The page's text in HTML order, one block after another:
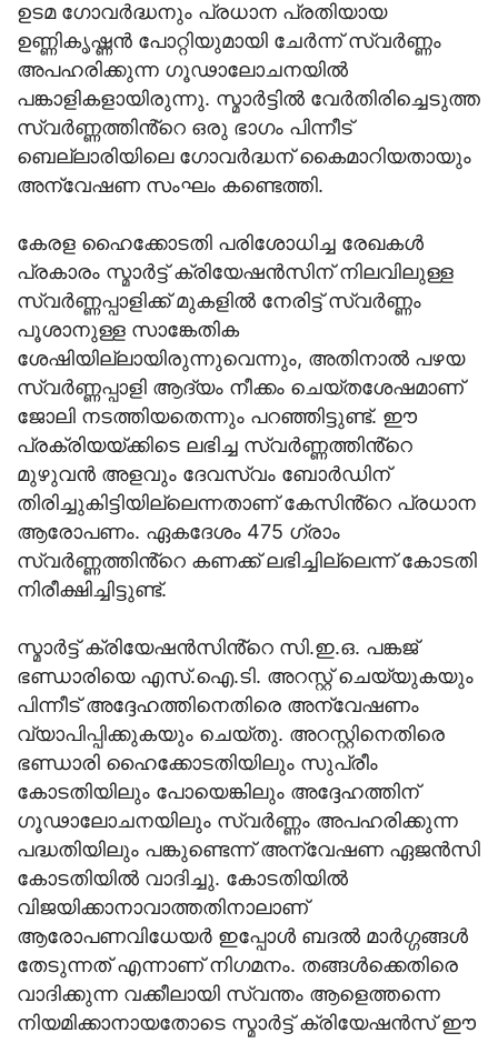
ഉടമ ഗോവർദ്ധനും പ്രധാന പ്രതിയായ
ഉണ്ണികൃഷ്ണൻ പോറ്റിയുമായി ചേർന്ന് സ്വർണ്ണം
അപഹരിക്കുന്ന ഗൂഢാലോചനയിൽ
പങ്കാളികളായിരുന്നു. സ്മാർട്ടിൽ വേർതിരിച്ചെടുത്ത
സ്വർണ്ണത്തിൻ്റെ ഒരു ഭാഗം പിന്നീട്
ബെല്ലാരിയിലെ ഗോവർദ്ധന് കൈമാറിയതായും
അന്വേഷണ സംഘം കണ്ടെത്തി.
കേരള ഹൈക്കോടതി പരിശോധിച്ച രേഖകൾ
പ്രകാരം സ്മാർട്ട് ക്രിയേഷൻസിന് നിലവിലുള്ള
സ്വർണ്ണപ്പാളിക്ക് മുകളിൽ നേരിട്ട് സ്വർണ്ണം
പൂശാനുള്ള സാങ്കേതിക
ശേഷിയില്ലായിരുന്നുവെന്നും, അതിനാൽ പഴയ
സ്വർണ്ണപ്പാളി ആദ്യം നീക്കം ചെയ്തശേഷമാണ്
ജോലി നടത്തിയതെന്നും പറഞ്ഞിട്ടുണ്ട്. ഈ
പ്രക്രിയയ്ക്കിടെ ലഭിച്ച സ്വർണ്ണത്തിൻ്റെ
മുഴുവൻ അളവും ദേവസ്വം ബോർഡിന്
തിരിച്ചുകിട്ടിയില്ലെന്നതാണ് കേസിൻ്റെ പ്രധാന
ആരോപണം. ഏകദേശം 475 ഗ്രാം
സ്വർണ്ണത്തിൻ്റെ കണക്ക് ലഭിച്ചില്ലെന്ന് കോടതി
നിരീക്ഷിച്ചിട്ടുണ്ട്.
സ്മാർട്ട് ക്രിയേഷൻസിൻ്റെ സി.ഇ.ഒ. പങ്കജ്
ഭണ്ഡാരിയെ എസ്.ഐ.ടി. അറസ്റ്റ് ചെയ്യുകയും
പിന്നീട് അദ്ദേഹത്തിനെതിരെ അന്വേഷണം
വ്യാപിപ്പിക്കുകയും ചെയ്തു. അറസ്റ്റിനെതിരെ
ഭണ്ഡാരി ഹൈക്കോടതിയിലും സുപ്രീം
കോടതിയിലും പോയെങ്കിലും അദ്ദേഹത്തിന്
ഗൂഢാലോചനയിലും സ്വർണ്ണം അപഹരിക്കുന്ന
പദ്ധതിയിലും പങ്കുണ്ടെന്ന് അന്വേഷണ ഏജൻസി
കോടതിയിൽ വാദിച്ചു. കോടതിയിൽ
വിജയിക്കാനാവാത്തതിനാലാണ്
ആരോപണവിധേയർ ഇപ്പോൾ ബ‍ദൽ മാർഗ്ഗങ്ങൾ
തേടുന്നത് എന്നാണ് നിഗമനം. തങ്ങൾക്കെതിരെ
വാദിക്കുന്ന വക്കീലായി സ്വന്തം ആളെത്തന്നെ
നിയമിക്കാനായതോടെ സ്മാർട്ട് ക്രിയേഷൻസ് ഈ